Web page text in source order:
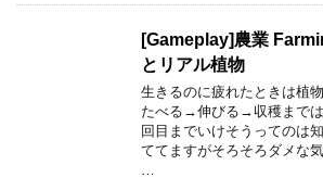
[Gameplay]農業
とリアル植物
生きるのに疲れたときは植
たべる→伸びる→収穫まで
回目までいけそうってのは
ててますがそろそろダメな